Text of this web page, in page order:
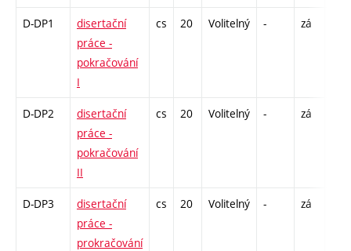
D-DP1
disertační
práce -
pokračování
I
cs 20 Volitelný - zá
D-DP2
disertační
práce -
pokračování
II
cs 20 Volitelný - zá
D-DP3
disertační
práce -
prokračování
cs 20 Volitelný - zá